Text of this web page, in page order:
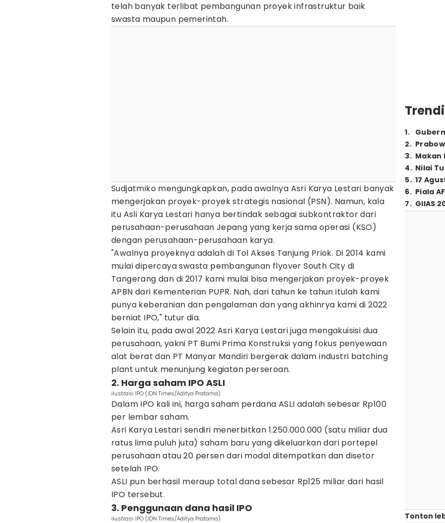
telah banyak terlibat pembangunan proyek infrastruktur baik
swasta maupun pemerintah.
Sudjatmiko mengungkapkan, pada awalnya Asri Karya Lestari banyak
mengerjakan proyek-proyek strategis nasional (PSN). Namun, kala
itu Asli Karya Lestari hanya bertindak sebagai subkontraktor dari
perusahaan-perusahaan Jepang yang kerja sama operasi (KSO)
dengan perusahaan-perusahaan karya.
"Awalnya proyeknya adalah di Tol Akses Tanjung Priok. Di 2014 kami
mulai dipercaya swasta pembangunan flyover South City di
Tangerang dan di 2017 kami mulai bisa mengerjakan proyek-proyek
APBN dari Kementerian PUPR. Nah, dari tahun ke tahun itulah kami
punya keberanian dan pengalaman dan yang akhinrya kami di 2022
berniat IPO," tutur dia.
Selain itu, pada awal 2022 Asri Karya Lestari juga mengakuisisi dua
perusahaan, yakni PT Bumi Prima Konstruksi yang fokus penyewaan
alat berat dan PT Manyar Mandiri bergerak dalam industri batching
plant untuk menunjung kegiatan perseroan.
2. Harga saham IPO ASLI
ilustrasi IPO (IDN Times/Aditya Pratama)
Dalam IPO kali ini, harga saham perdana ASLI adalah sebesar Rp100
per lembar saham.
Asri Karya Lestari sendiri menerbitkan 1.250.000.000 (satu miliar dua
ratus lima puluh juta) saham baru yang dikeluarkan dari portepel
perusahaan atau 20 persen dari modal ditempatkan dan disetor
setelah IPO.
ASLI pun berhasil meraup total dana sebesar Rp125 miliar dari hasil
IPO tersebut.
3. Penggunaan dana hasil IPO
ilustrasi IPO (IDN Times/Aditya Pratama)
1.
2.
3. Makan
4. Nilai
5. 17
6. Piala
7. GIIAS
Tonton